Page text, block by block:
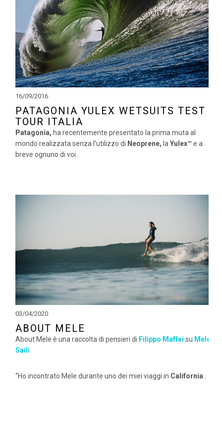
16/09/2016
PATAGONIA YULEX WETSUITS TEST
TOUR ITALIA
Patagonia, ha recentemente presentato la prima muta al
mondo realizzata senza l’utilizzo di Neoprene, la Yulex™ e a
breve ognuno di voi..
03/04/2020
ABOUT MELE
About Mele è una raccolta di pensieri di Filippo Maffei su Mele
Saili
“Ho incontrato Mele durante uno dei miei viaggi in California..